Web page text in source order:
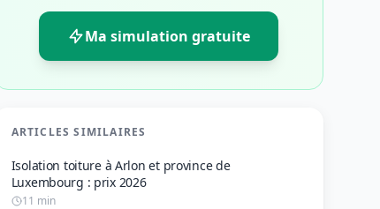
Ma simulation gratuite
ARTICLES SIMILAIRES
Isolation toiture à Arlon et province de
Luxembourg : prix 2026
11 min